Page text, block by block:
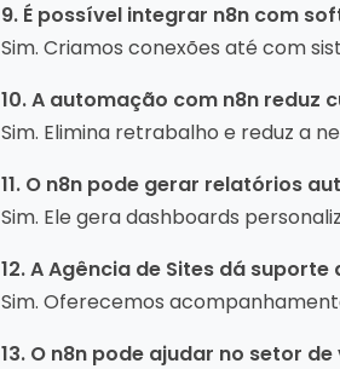
9. É possível integrar n8n com
Sim. Criamos conexões até com
10. A automação com n8n reduz
Sim. Elimina retrabalho e reduz a
11. O n8n pode gerar relatórios
Sim. Ele gera dashboards
12. A Agência de Sites dá
Sim. Oferecemos
13. O n8n pode ajudar no setor